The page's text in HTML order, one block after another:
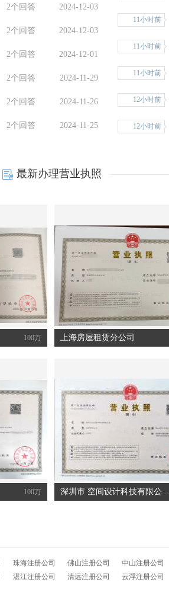
2个回答 2024-12-03
2个回答 2024-12-03
2个回答 2024-12-01
2个回答 2024-11-29
2个回答 2024-11-26
2个回答 2024-11-25
11小时前
11小时前
11小时前
12小时前
12小时前
13小时前
13小时前
10小时前
10小时前
10小时前
11小时前
11小时前
11小时前
最新办理营业执照
100万 上海房屋租赁分公司
100万 深圳市 空间设计科技有限公...
珠海注册公司 佛山注册公司 中山注册公司
湛江注册公司 清远注册公司 云浮注册公司